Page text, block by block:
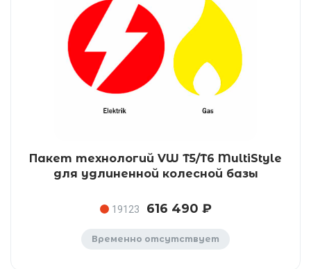
Пакет технологий VW T5/T6 MultiStyle
для удлиненной колесной базы
19123 616 490 ₽
Временно отсутствует